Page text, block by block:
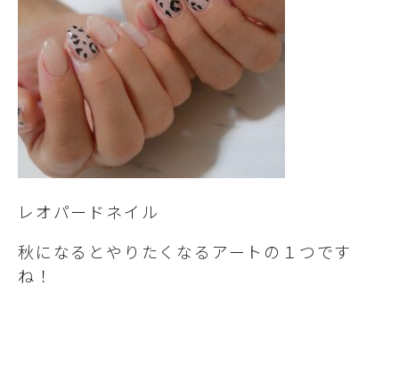
レオパードネイル
秋になるとやりたくなるアートの１つです
ね！